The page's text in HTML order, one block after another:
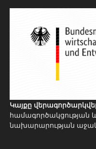
Կայքը
համագործակցության
նախարարության